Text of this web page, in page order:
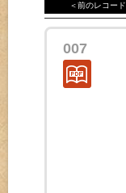
＜前のレコード
007